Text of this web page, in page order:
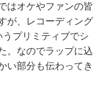
はオケやファンの皆
が、レコーディング
プリミティブでシ
。なのでラップに込
い部分も伝わってき